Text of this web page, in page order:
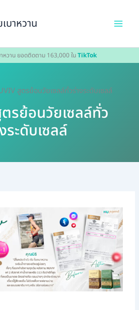
บาหวาน
หวาน ยอดติดตาม 163,000 ในTikTok
สูตรย้อนวัยเซลล์ทั่วร่างระดับเซลล์
รย้อนวัยเซลล์ทั่ว
ระดับเซลล์